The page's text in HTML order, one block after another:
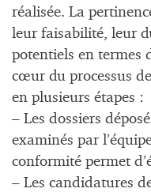
réalisée. La
leur faisabilité, leur
potentiels en termes
cœur du processus
en plusieurs étapes :
– Les dossiers
examinés par
conformité permet
– Les candidatures